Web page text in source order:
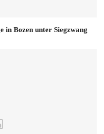
in Bozen unter Siegzwang